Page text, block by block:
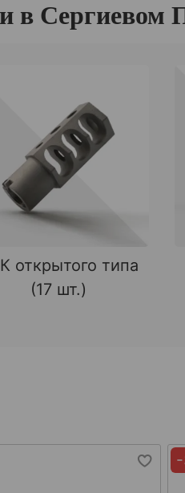
в Сергиевом
открытого типа
(17 шт.)